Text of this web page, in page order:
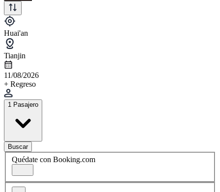
Huai'an
Tianjin
11/08/2026
+ Regreso
1 Pasajero
Buscar
Quédate con Booking.com